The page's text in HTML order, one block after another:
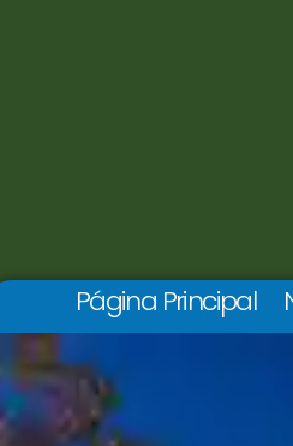
Página Principal